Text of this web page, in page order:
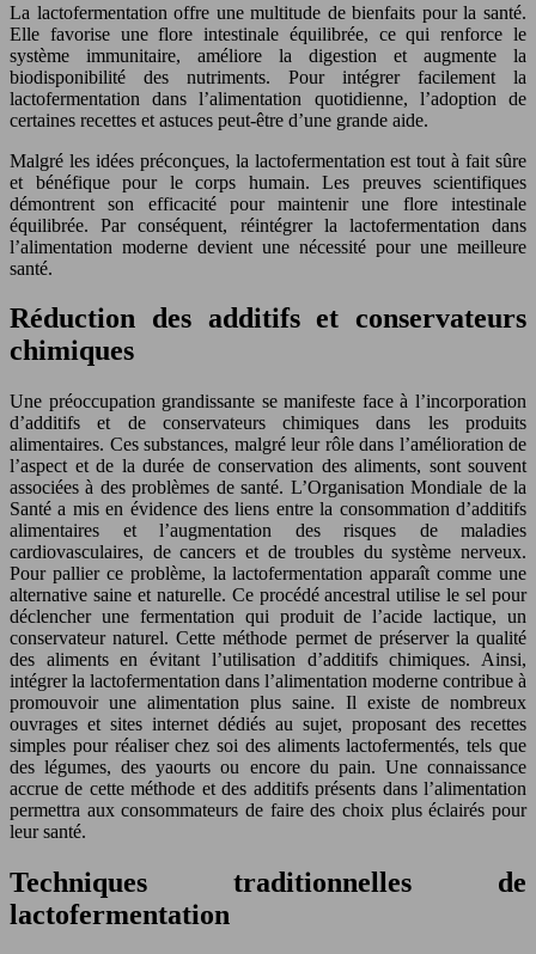
La lactofermentation offre une multitude de bienfaits pour la santé.
Elle favorise une flore intestinale équilibrée, ce qui renforce le
système immunitaire, améliore la digestion et augmente la
biodisponibilité des nutriments. Pour intégrer facilement la
lactofermentation dans l’alimentation quotidienne, l’adoption de
certaines recettes et astuces peut-être d’une grande aide.
Malgré les idées préconçues, la lactofermentation est tout à fait sûre
et bénéfique pour le corps humain. Les preuves scientifiques
démontrent son efficacité pour maintenir une flore intestinale
équilibrée. Par conséquent, réintégrer la lactofermentation dans
l’alimentation moderne devient une nécessité pour une meilleure
santé.
Réduction des additifs et conservateurs
chimiques
Une préoccupation grandissante se manifeste face à l’incorporation
d’additifs et de conservateurs chimiques dans les produits
alimentaires. Ces substances, malgré leur rôle dans l’amélioration de
l’aspect et de la durée de conservation des aliments, sont souvent
associées à des problèmes de santé. L’Organisation Mondiale de la
Santé a mis en évidence des liens entre la consommation d’additifs
alimentaires et l’augmentation des risques de maladies
cardiovasculaires, de cancers et de troubles du système nerveux.
Pour pallier ce problème, la lactofermentation apparaît comme une
alternative saine et naturelle. Ce procédé ancestral utilise le sel pour
déclencher une fermentation qui produit de l’acide lactique, un
conservateur naturel. Cette méthode permet de préserver la qualité
des aliments en évitant l’utilisation d’additifs chimiques. Ainsi,
intégrer la lactofermentation dans l’alimentation moderne contribue à
promouvoir une alimentation plus saine. Il existe de nombreux
ouvrages et sites internet dédiés au sujet, proposant des recettes
simples pour réaliser chez soi des aliments lactofermentés, tels que
des légumes, des yaourts ou encore du pain. Une connaissance
accrue de cette méthode et des additifs présents dans l’alimentation
permettra aux consommateurs de faire des choix plus éclairés pour
leur santé.
Techniques traditionnelles de
lactofermentation